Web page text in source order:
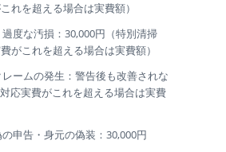
れを超える場合は実費額）
度な汚損：30,000円（特別清掃
がこれを超える場合は実費額）
ームの発生：警告後も改善されな
応実費がこれを超える場合は実費
申告・身元の偽装：30,000円